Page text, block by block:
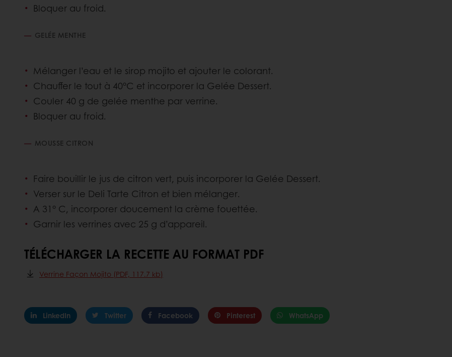
Bloquer au froid.
GELÉE MENTHE
Mélanger l’eau et le sirop mojito et ajouter le colorant.
Chauffer le tout à 40°C et incorporer la Gelée Dessert.
Couler 40 g de gelée menthe par verrine.
Bloquer au froid.
MOUSSE CITRON
Faire bouillir le jus de citron vert, puis incorporer la Gelée Dessert.
Verser sur le Deli Tarte Citron et bien mélanger.
A 31° C, incorporer doucement la crème fouettée.
Garnir les verrines avec 25 g d’appareil.
TÉLÉCHARGER LA RECETTE AU FORMAT PDF
Verrine Façon Mojito (PDF, 117.7 kb)
LinkedIn Twitter Facebook Pinterest WhatsApp